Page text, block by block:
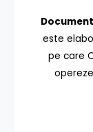
este
pe care